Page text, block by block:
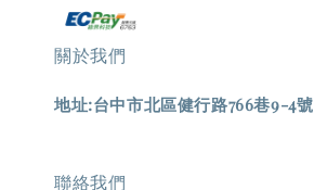
關於我們
地址:台中市北區健行路766巷9-4號
聯絡我們